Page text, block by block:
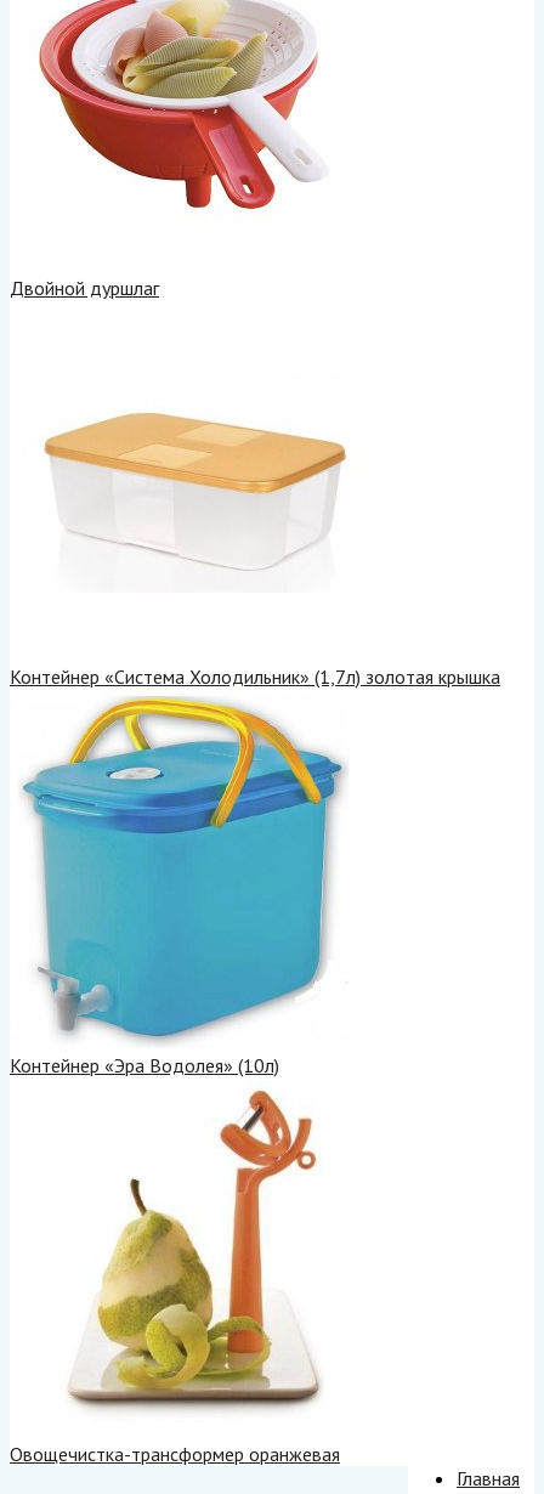
Двойной дуршлаг
Контейнер «Система Холодильник» (1,7л) золотая крышка
Контейнер «Эра Водолея» (10л)
Овощечистка-трансформер оранжевая
Главная